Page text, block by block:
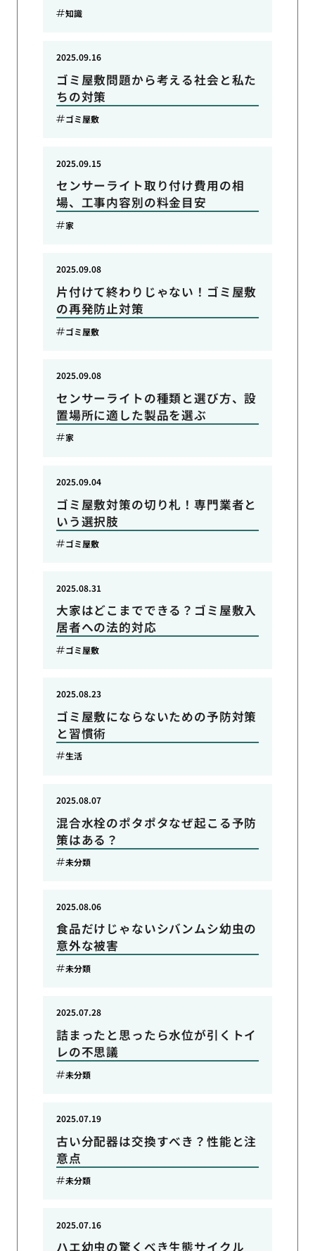
知識
ゴミ屋敷問題から考える社会と私た
ちの対策
2025.09.16
ゴミ屋敷
センサーライト取り付け費用の相
場、工事内容別の料金目安
2025.09.15
家
片付けて終わりじゃない！ゴミ屋敷
の再発防止対策
2025.09.08
ゴミ屋敷
センサーライトの種類と選び方、設
置場所に適した製品を選ぶ
2025.09.08
家
ゴミ屋敷対策の切り札！専門業者と
いう選択肢
2025.09.04
ゴミ屋敷
大家はどこまでできる？ゴミ屋敷入
居者への法的対応
2025.08.31
ゴミ屋敷
ゴミ屋敷にならないための予防対策
と習慣術
2025.08.23
生活
混合水栓のポタポタなぜ起こる予防
策はある？
2025.08.07
未分類
食品だけじゃないシバンムシ幼虫の
意外な被害
2025.08.06
未分類
詰まったと思ったら水位が引くトイ
レの不思議
2025.07.28
未分類
古い分配器は交換すべき？性能と注
意点
2025.07.19
未分類
ハエ幼虫の驚くべき生態サイクル
2025.07.16